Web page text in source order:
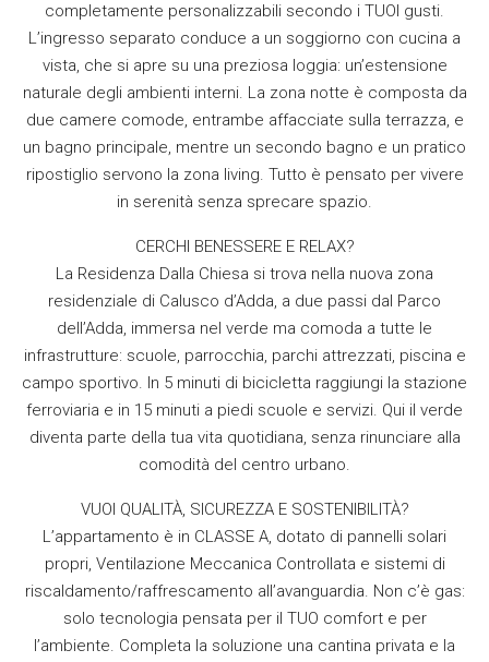
completamente personalizzabili secondo i TUOI gusti.
L’ingresso separato conduce a un soggiorno con cucina a
vista, che si apre su una preziosa loggia: un’estensione
naturale degli ambienti interni. La zona notte è composta da
due camere comode, entrambe affacciate sulla terrazza, e
un bagno principale, mentre un secondo bagno e un pratico
ripostiglio servono la zona living. Tutto è pensato per vivere
in serenità senza sprecare spazio.
CERCHI BENESSERE E RELAX?
La Residenza Dalla Chiesa si trova nella nuova zona
residenziale di Calusco d’Adda, a due passi dal Parco
dell’Adda, immersa nel verde ma comoda a tutte le
infrastrutture: scuole, parrocchia, parchi attrezzati, piscina e
campo sportivo. In 5 minuti di bicicletta raggiungi la stazione
ferroviaria e in 15 minuti a piedi scuole e servizi. Qui il verde
diventa parte della tua vita quotidiana, senza rinunciare alla
comodità del centro urbano.
VUOI QUALITÀ, SICUREZZA E SOSTENIBILITÀ?
L’appartamento è in CLASSE A, dotato di pannelli solari
propri, Ventilazione Meccanica Controllata e sistemi di
riscaldamento/raffrescamento all’avanguardia. Non c’è gas:
solo tecnologia pensata per il TUO comfort e per
l’ambiente. Completa la soluzione una cantina privata e la